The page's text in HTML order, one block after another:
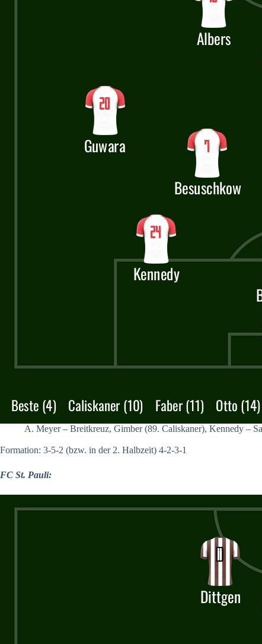
A. Meyer – Breitkreuz, Gimber (89. Caliskaner), Kennedy –
Formation: 3-5-2 (bzw. in der 2. Halbzeit) 4-2-3-1
FC St. Pauli: